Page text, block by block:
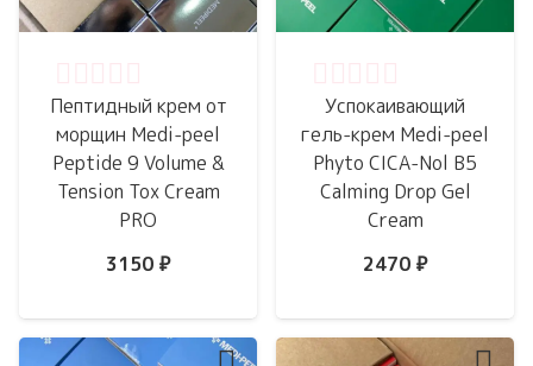
Пептидный крем от
морщин Medi-peel
Peptide 9 Volume &
Tension Tox Cream
PRO
3150 ₽
Успокаивающий
гель-крем Medi-peel
Phyto CICA-Nol B5
Calming Drop Gel
Cream
2470 ₽